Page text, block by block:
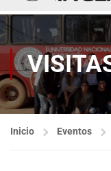
Inicio Eventos